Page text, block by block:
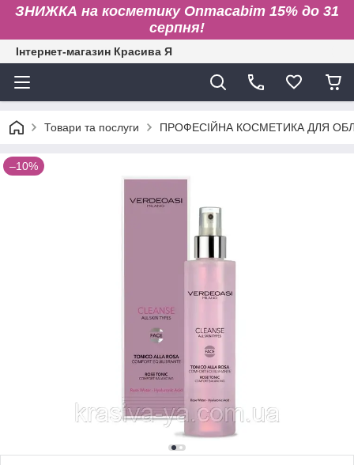
ЗНИЖКА на косметику Onmacabim 15% до 31
серпня!
Інтернет-магазин Красива Я
Товари та послуги ПРОФЕСІЙНА КОСМЕТИКА ДЛЯ
–10%